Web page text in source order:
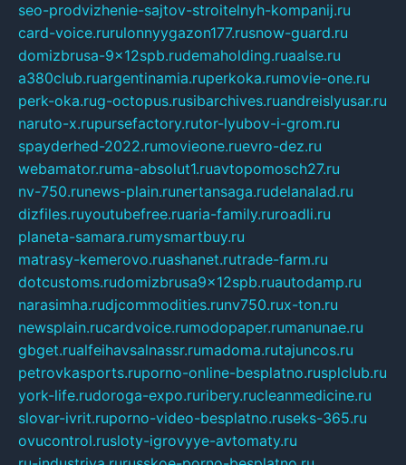
seo-prodvizhenie-sajtov-stroitelnyh-kompanij.ru
card-voice.rurulonnyygazon177.rusnow-guard.ru
domizbrusa-9x12spb.rudemaholding.ruaalse.ru
a380club.ruargentinamia.ruperkoka.rumovie-one.ru
perk-oka.rug-octopus.rusibarchives.ruandreislyusar.ru
naruto-x.rupursefactory.rutor-lyubov-i-grom.ru
spayderhed-2022.rumovieone.ruevro-dez.ru
webamator.ruma-absolut1.ruavtopomosch27.ru
nv-750.runews-plain.runertansaga.rudelanalad.ru
dizfiles.ruyoutubefree.ruaria-family.ruroadli.ru
planeta-samara.rumysmartbuy.ru
matrasy-kemerovo.ruashanet.rutrade-farm.ru
dotcustoms.rudomizbrusa9x12spb.ruautodamp.ru
narasimha.rudjcommodities.runv750.rux-ton.ru
newsplain.rucardvoice.rumodopaper.rumanunae.ru
gbget.rualfeihavsalnassr.rumadoma.rutajuncos.ru
petrovkasports.ruporno-online-besplatno.rusplclub.ru
york-life.rudoroga-expo.ruribery.rucleanmedicine.ru
slovar-ivrit.ruporno-video-besplatno.ruseks-365.ru
ovucontrol.rusloty-igrovyye-avtomaty.ru